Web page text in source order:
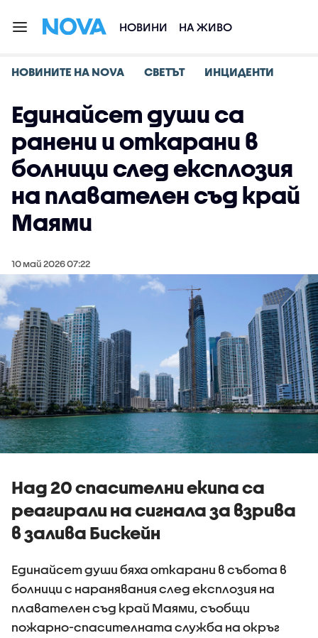
НОВИНИ НА ЖИВО
НОВИНИТЕ НА NOVA СВЕТЪТ ИНЦИДЕНТИ
Единайсет души са
ранени и откарани в
болници след експлозия
на плавателен съд край
Маями
10 май 2026 07:22
Над 20 спасителни екипа са
реагирали на сигнала за взрива
в залива Бискейн
Единайсет души бяха откарани в събота в
болници с наранявания след експлозия на
плавателен съд край Маями, съобщи
пожарно-спасителната служба на окръг